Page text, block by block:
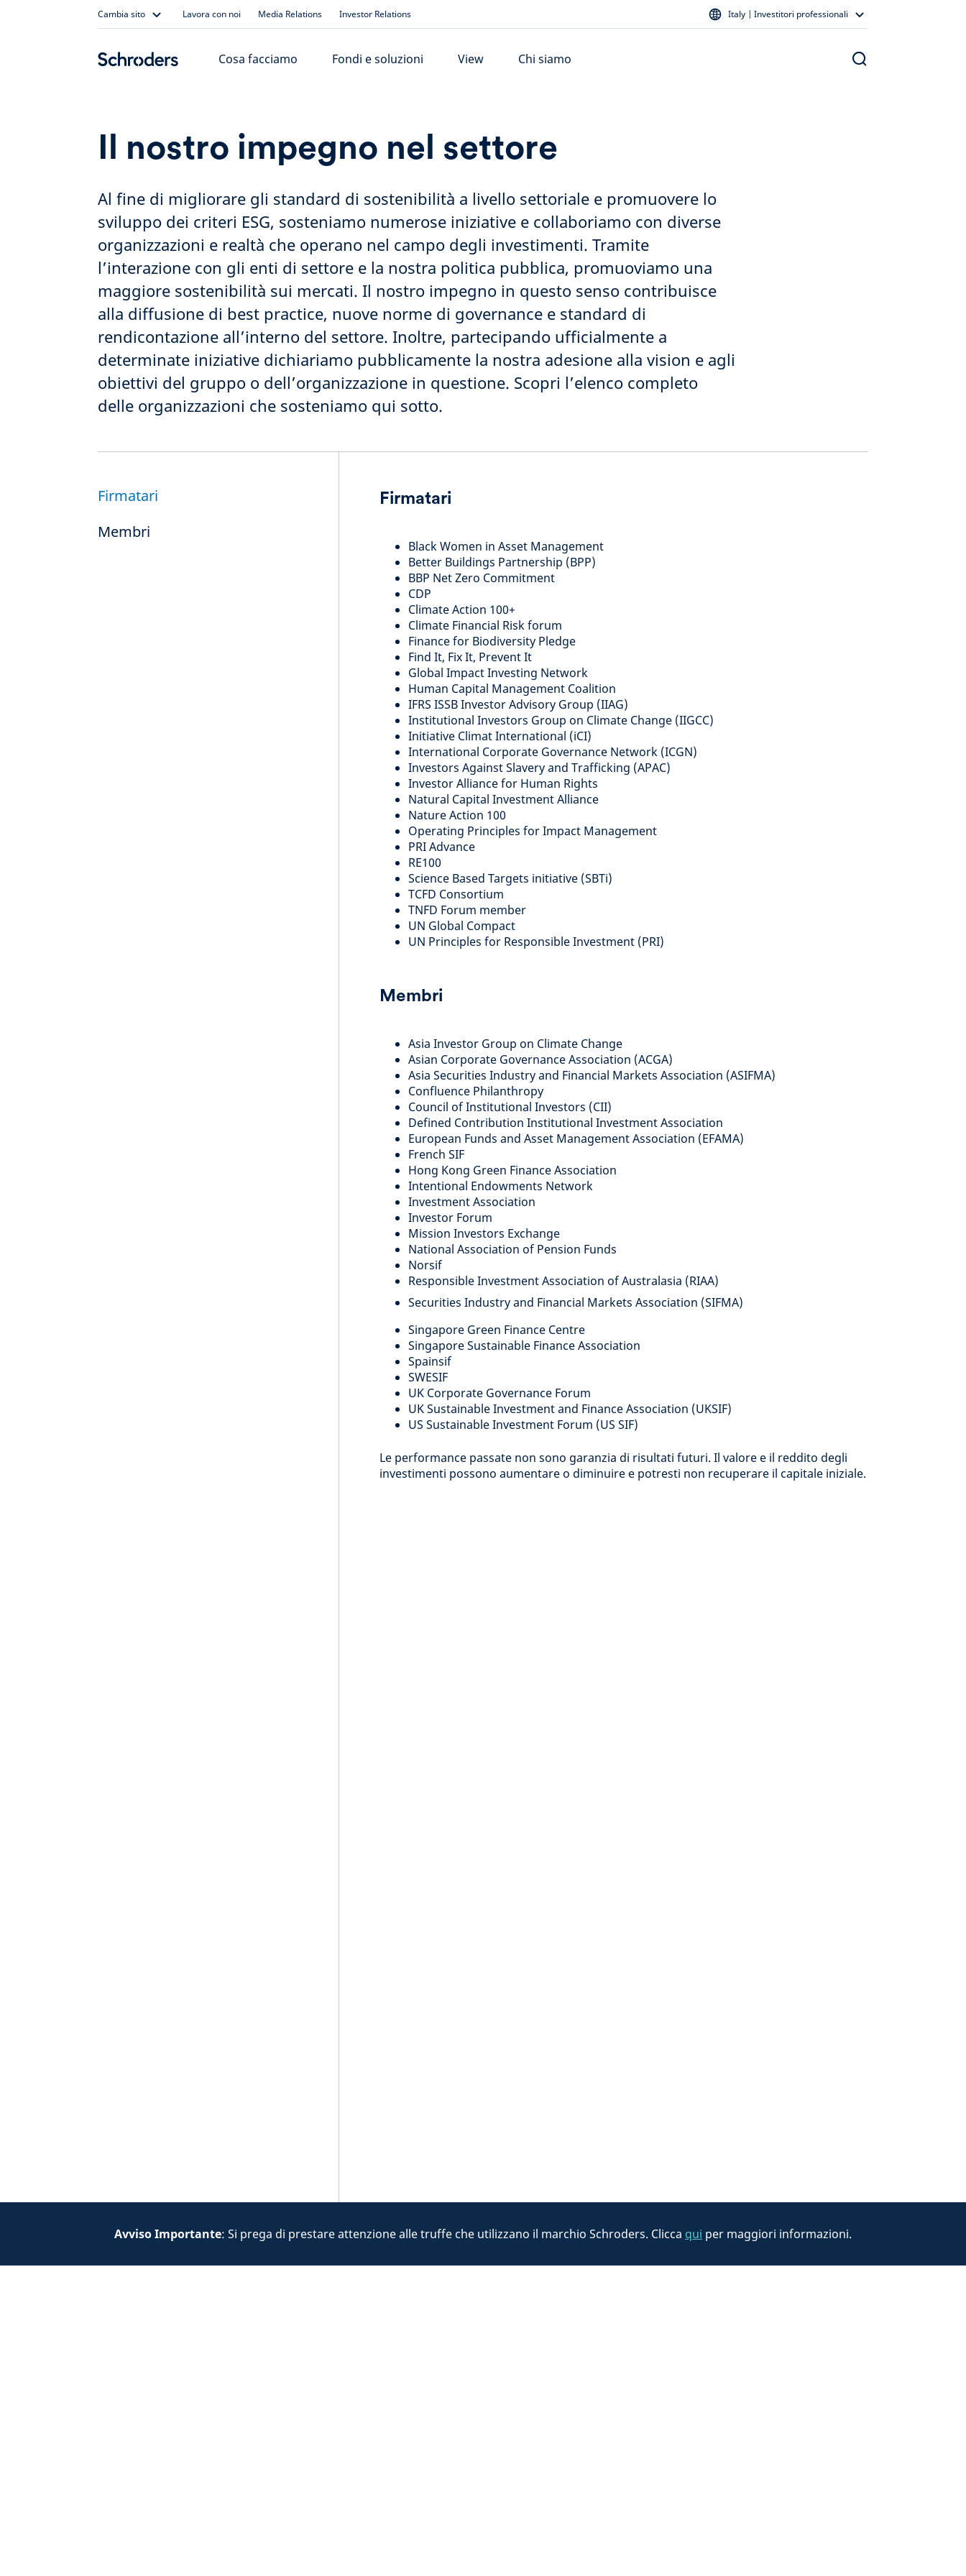
Cambia sito Lavora con noi Media Relations Investor Relations Italy | Investitori professionali
Cosa facciamo Fondi e soluzioni View Chi siamo
Il nostro impegno nel settore
Al fine di migliorare gli standard di sostenibilità a livello settoriale e promuovere lo
sviluppo dei criteri ESG, sosteniamo numerose iniziative e collaboriamo con diverse
organizzazioni e realtà che operano nel campo degli investimenti. Tramite
l’interazione con gli enti di settore e la nostra politica pubblica, promuoviamo una
maggiore sostenibilità sui mercati. Il nostro impegno in questo senso contribuisce
alla diffusione di best practice, nuove norme di governance e standard di
rendicontazione all’interno del settore. Inoltre, partecipando ufficialmente a
determinate iniziative dichiariamo pubblicamente la nostra adesione alla vision e agli
obiettivi del gruppo o dell’organizzazione in questione. Scopri l’elenco completo
delle organizzazioni che sosteniamo qui sotto.
Firmatari
Membri
Firmatari
Black Women in Asset Management
Better Buildings Partnership (BPP)
BBP Net Zero Commitment
CDP
Climate Action 100+
Climate Financial Risk forum
Finance for Biodiversity Pledge
Find It, Fix It, Prevent It
Global Impact Investing Network
Human Capital Management Coalition
IFRS ISSB Investor Advisory Group (IIAG)
Institutional Investors Group on Climate Change (IIGCC)
Initiative Climat International (iCI)
International Corporate Governance Network (ICGN)
Investors Against Slavery and Trafficking (APAC)
Investor Alliance for Human Rights
Natural Capital Investment Alliance
Nature Action 100
Operating Principles for Impact Management
PRI Advance
RE100
Science Based Targets initiative (SBTi)
TCFD Consortium
TNFD Forum member
UN Global Compact
UN Principles for Responsible Investment (PRI)
Membri
Asia Investor Group on Climate Change
Asian Corporate Governance Association (ACGA)
Asia Securities Industry and Financial Markets Association (ASIFMA)
Confluence Philanthropy
Council of Institutional Investors (CII)
Defined Contribution Institutional Investment Association
European Funds and Asset Management Association (EFAMA)
French SIF
Hong Kong Green Finance Association
Intentional Endowments Network
Investment Association
Investor Forum
Mission Investors Exchange
National Association of Pension Funds
Norsif
Responsible Investment Association of Australasia (RIAA)
Securities Industry and Financial Markets Association (SIFMA)
Singapore Green Finance Centre
Singapore Sustainable Finance Association
Spainsif
SWESIF
UK Corporate Governance Forum
UK Sustainable Investment and Finance Association (UKSIF)
US Sustainable Investment Forum (US SIF)
Le performance passate non sono garanzia di risultati futuri. Il valore e il reddito degli
investimenti possono aumentare o diminuire e potresti non recuperare il capitale iniziale.
Avviso Importante: Si prega di prestare attenzione alle truffe che utilizzano il marchio Schroders. Clicca qui per maggiori informazioni.